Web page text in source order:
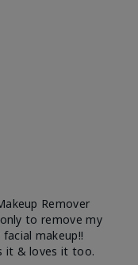
Remover
to remove my
makeup!!
it & loves it too.